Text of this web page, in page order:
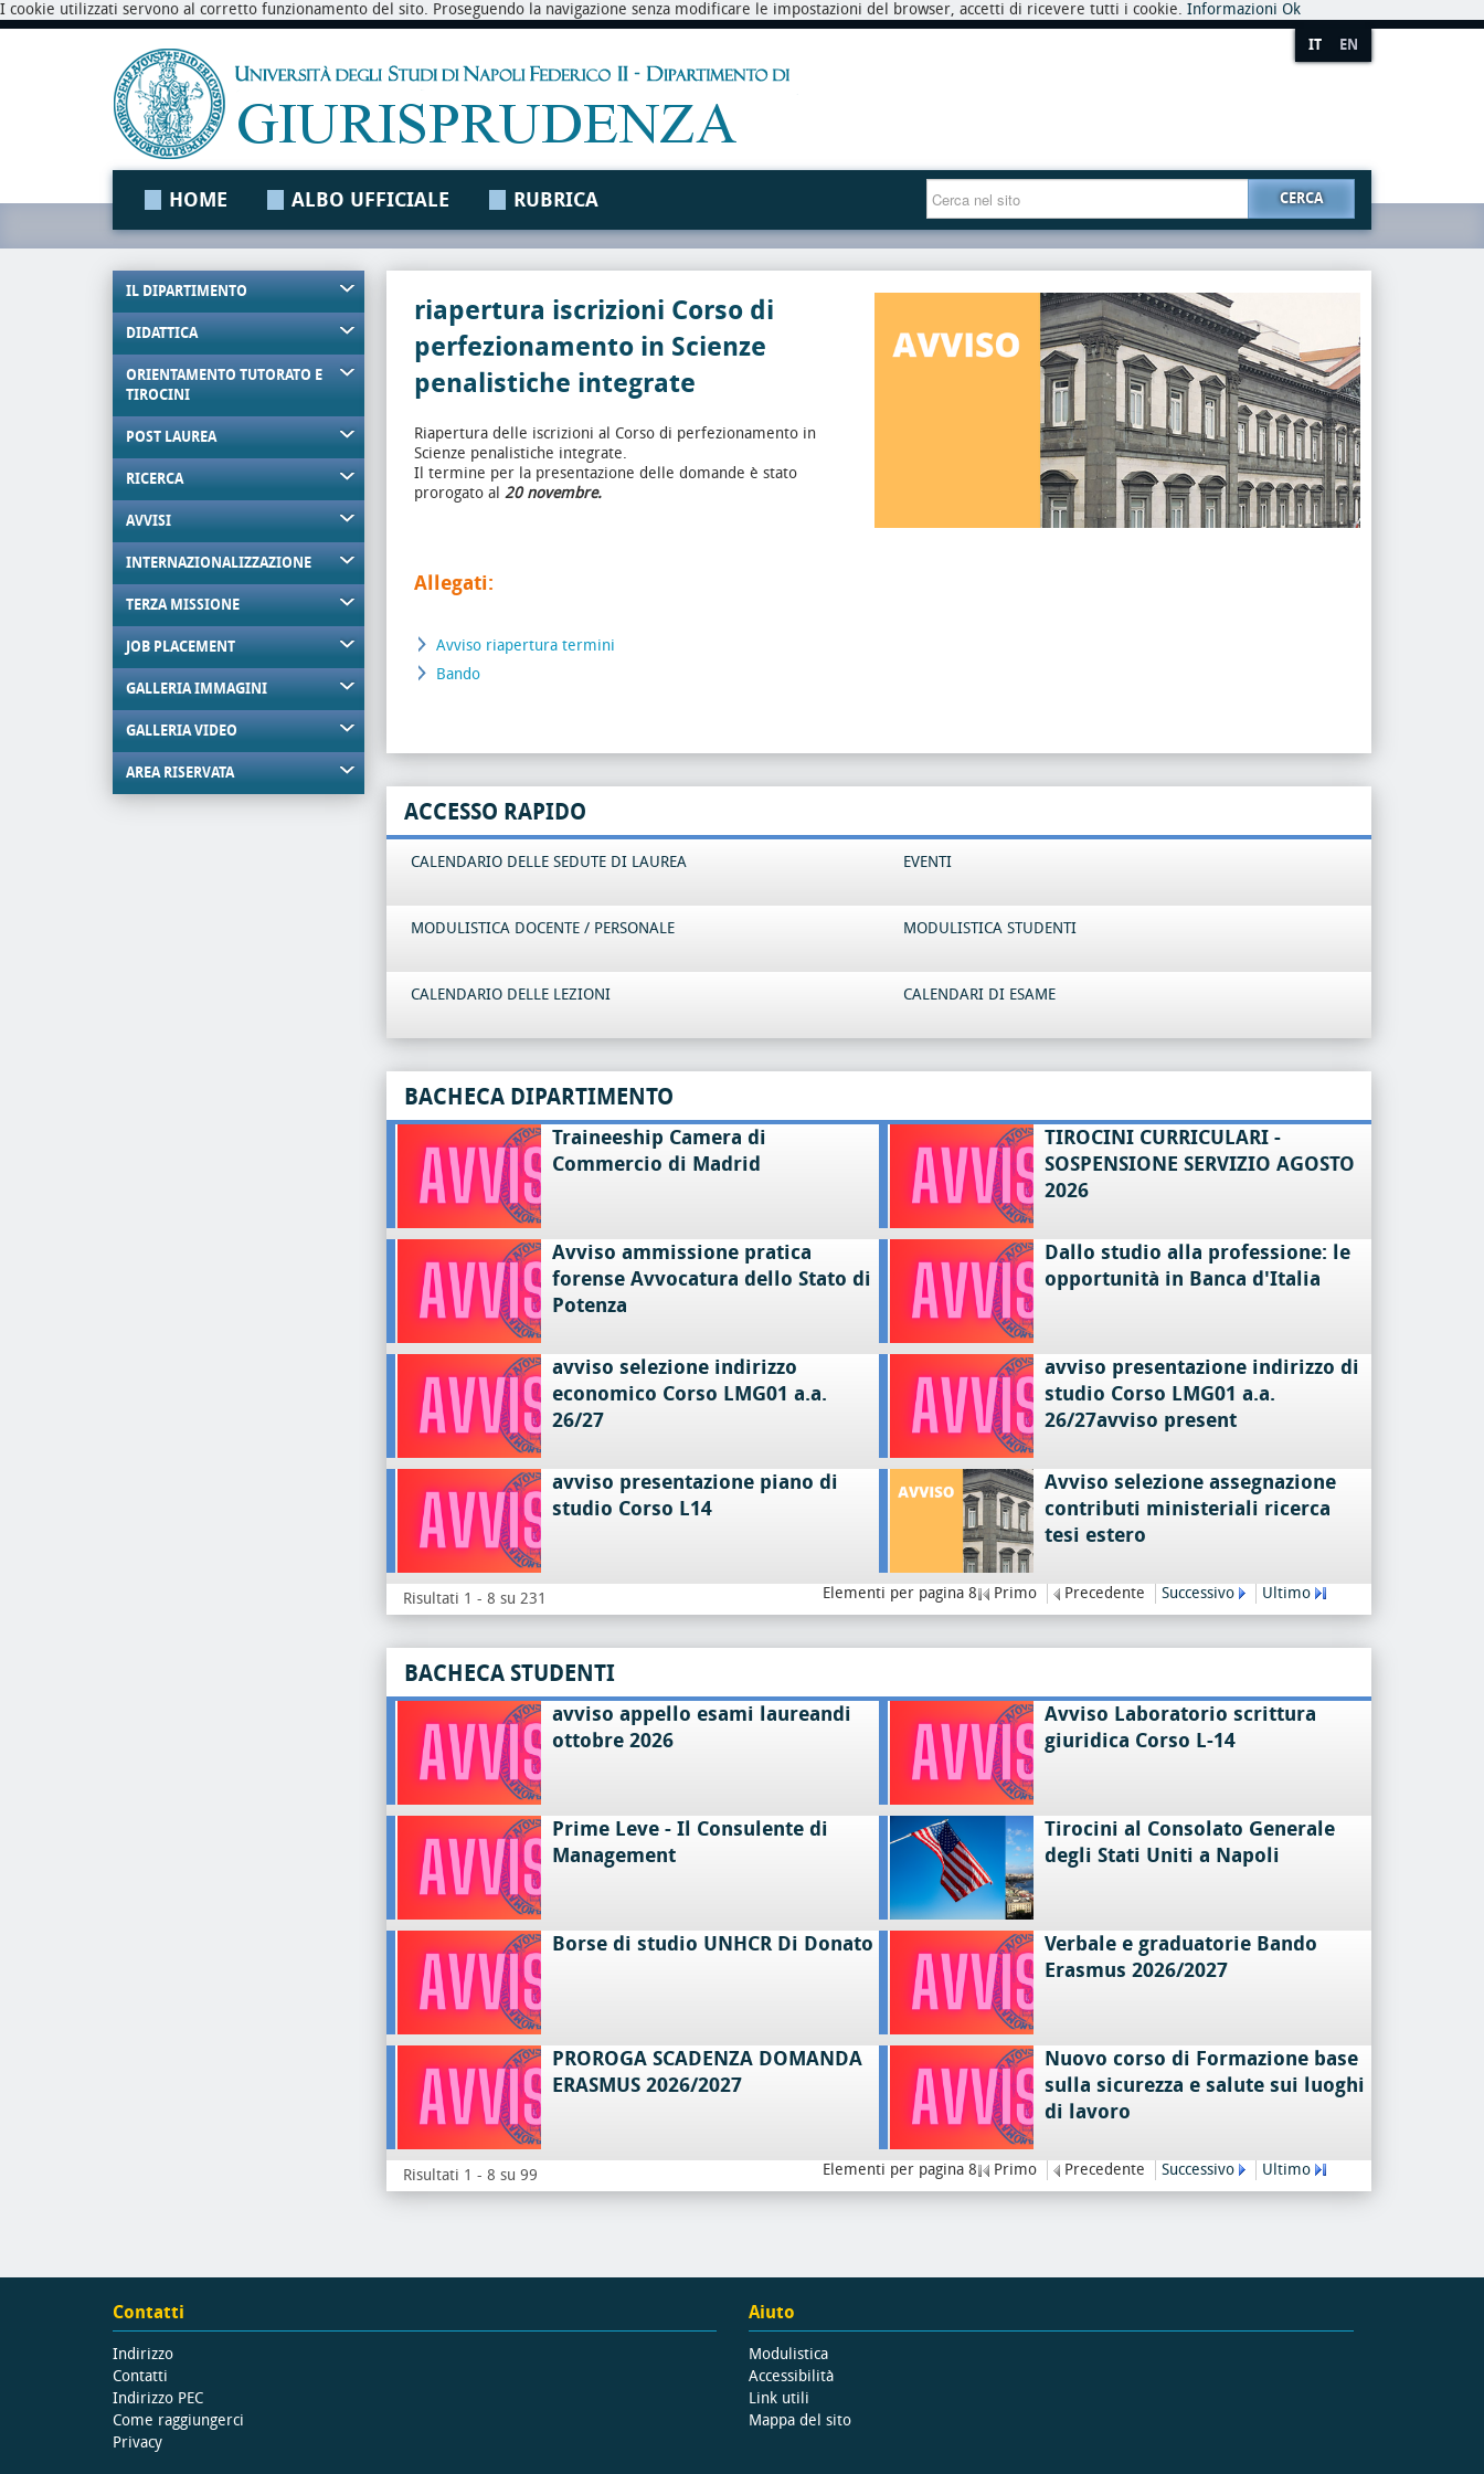
I cookie utilizzati servono al corretto funzionamento del sito. Proseguendo la navigazione senza modificare le impostazioni del browser, accetti di ricevere tutti i cookie. Informazioni Ok
IT EN
HOME ALBO UFFICIALE RUBRICA CERCA
IL DIPARTIMENTO
DIDATTICA
ORIENTAMENTO TUTORATO E
TIROCINI
POST LAUREA
RICERCA
AVVISI
INTERNAZIONALIZZAZIONE
TERZA MISSIONE
JOB PLACEMENT
GALLERIA IMMAGINI
GALLERIA VIDEO
AREA RISERVATA
riapertura iscrizioni Corso di
perfezionamento in Scienze
penalistiche integrate
Riapertura delle iscrizioni al Corso di perfezionamento in
Scienze penalistiche integrate.
Il termine per la presentazione delle domande è stato
prorogato al 20 novembre.
Allegati:
Avviso riapertura termini
Bando
ACCESSO RAPIDO
CALENDARIO DELLE SEDUTE DI LAUREA EVENTI
MODULISTICA DOCENTE / PERSONALE MODULISTICA STUDENTI
CALENDARIO DELLE LEZIONI CALENDARI DI ESAME
BACHECA DIPARTIMENTO
Traineeship Camera di
Commercio di Madrid
TIROCINI CURRICULARI -
SOSPENSIONE SERVIZIO AGOSTO
2026
Avviso ammissione pratica
forense Avvocatura dello Stato di
Potenza
Dallo studio alla professione: le
opportunità in Banca d'Italia
avviso selezione indirizzo
economico Corso LMG01 a.a.
26/27
avviso presentazione indirizzo di
studio Corso LMG01 a.a.
26/27avviso present
avviso presentazione piano di
studio Corso L14
Avviso selezione assegnazione
contributi ministeriali ricerca
tesi estero
Risultati 1 - 8 su 231 Elementi per pagina 8 Primo Precedente Successivo Ultimo
BACHECA STUDENTI
avviso appello esami laureandi
ottobre 2026
Avviso Laboratorio scrittura
giuridica Corso L-14
Prime Leve - Il Consulente di
Management
Tirocini al Consolato Generale
degli Stati Uniti a Napoli
Borse di studio UNHCR Di Donato
Verbale e graduatorie Bando
Erasmus 2026/2027
PROROGA SCADENZA DOMANDA
ERASMUS 2026/2027
Nuovo corso di Formazione base
sulla sicurezza e salute sui luoghi
di lavoro
Risultati 1 - 8 su 99 Elementi per pagina 8 Primo Precedente Successivo Ultimo
Contatti
Indirizzo
Contatti
Indirizzo PEC
Come raggiungerci
Privacy
Aiuto
Modulistica
Accessibilità
Link utili
Mappa del sito